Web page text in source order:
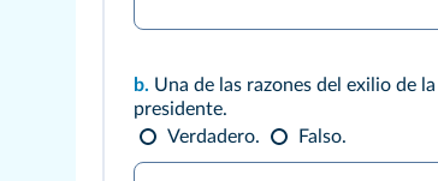
b. Una de las razones del exilio de
presidente.
Verdadero.
Falso.